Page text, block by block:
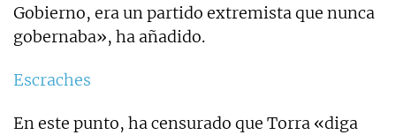
Gobierno, era un partido extremista que nunca
gobernaba», ha añadido.
Escraches
En este punto, ha censurado que Torra «diga